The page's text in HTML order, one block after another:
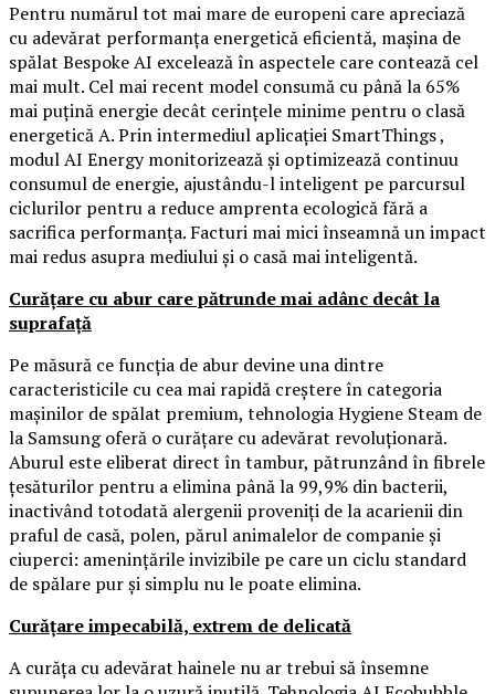
Pentru numărul tot mai mare de europeni care apreciază
cu adevărat performanța energetică eficientă, mașina de
spălat Bespoke AI excelează în aspectele care contează cel
mai mult. Cel mai recent model consumă cu până la 65%
mai puțină energie decât cerințele minime pentru o clasă
energetică A. Prin intermediul aplicației SmartThings ,
modul AI Energy monitorizează și optimizează continuu
consumul de energie, ajustându-l inteligent pe parcursul
ciclurilor pentru a reduce amprenta ecologică fără a
sacrifica performanța. Facturi mai mici înseamnă un impact
mai redus asupra mediului și o casă mai inteligentă.
Curățare cu abur care pătrunde mai adânc decât la
suprafață
Pe măsură ce funcția de abur devine una dintre
caracteristicile cu cea mai rapidă creștere în categoria
mașinilor de spălat premium, tehnologia Hygiene Steam de
la Samsung oferă o curățare cu adevărat revoluționară.
Aburul este eliberat direct în tambur, pătrunzând în fibrele
țesăturilor pentru a elimina până la 99,9% din bacterii,
inactivând totodată alergenii proveniți de la acarienii din
praful de casă, polen, părul animalelor de companie și
ciuperci: amenințările invizibile pe care un ciclu standard
de spălare pur și simplu nu le poate elimina.
Curățare impecabilă, extrem de delicată
A curăța cu adevărat hainele nu ar trebui să însemne